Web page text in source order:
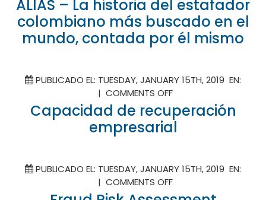
–
LA
HISTORIA
COLOMBIANO
MÁS
EN
EL
POR
ÉL
MISMO
ALIAS – La historia del estafador
colombiano más buscado en el
mundo, contada por él mismo
PUBLICADO EL: TUESDAY, JANUARY 15TH, 2019 EN:
| COMMENTS OFFON
CAPACIDAD
DE
RECUPERACIÓN
Capacidad de recuperación
empresarial
PUBLICADO EL: TUESDAY, JANUARY 15TH, 2019 EN:
| COMMENTS OFFON
FRAUD